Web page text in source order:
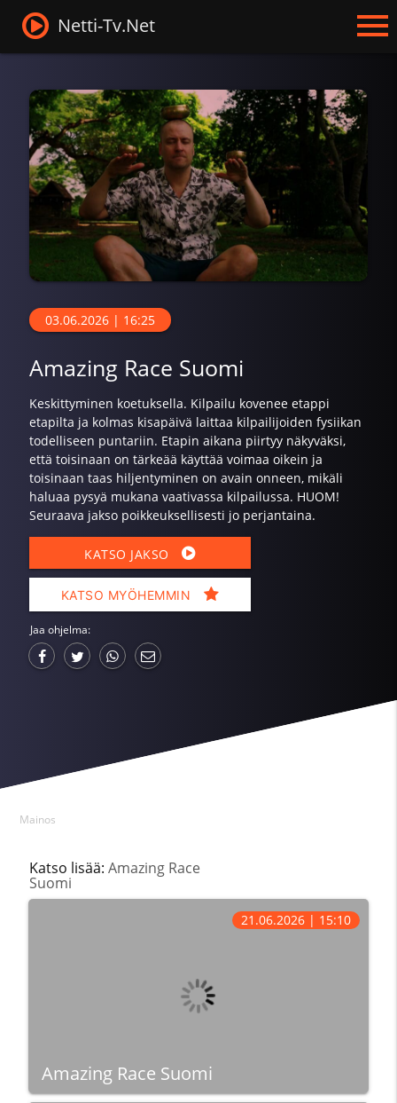
Netti-Tv.Net
03.06.2026 | 16:25
Amazing Race Suomi
Keskittyminen koetuksella. Kilpailu kovenee etappi
etapilta ja kolmas kisapäivä laittaa kilpailijoiden fysiikan
todelliseen puntariin. Etapin aikana piirtyy näkyväksi,
että toisinaan on tärkeää käyttää voimaa oikein ja
toisinaan taas hiljentyminen on avain onneen, mikäli
haluaa pysyä mukana vaativassa kilpailussa. HUOM!
Seuraava jakso poikkeuksellisesti jo perjantaina.
KATSO JAKSO
KATSO MYÖHEMMIN
Jaa ohjelma:
Mainos
Katso lisää: Amazing Race
Suomi
Amazing Race Suomi
21.06.2026 | 15:10